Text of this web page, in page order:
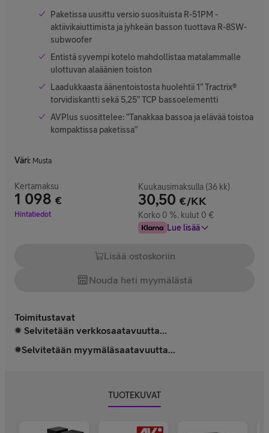
Paketissa uusittu versio suosituista R-51PM -
aktiivikaiuttimista ja jyhkeän basson tuottava R-8SW-
subwoofer
Entistä syvempi kotelo mahdollistaa matalammalle
ulottuvan alaäänien toiston
Laadukkaasta äänentoistosta huolehtii 1” Tractrix®
torvidiskantti sekä 5,25” TCP bassoelementti
AVPlus suosittelee: ”Tanakkaa bassoa ja elävää toistoa
kompaktissa paketissa”
Väri: Musta
Kertamaksu
1 098 €
Hinta 1 098 €
Hintatiedot
Kuukausimaksulla (36 kk)
30,50 €/KK
Korko 0 %, kulut 0 €
Lue lisää
Lisää ostoskoriin
Nouda heti myymälästä
Toimitustavat
Selvitetään verkkosaatavuutta...
Selvitetään myymäläsaatavuutta...
TUOTEKUVAT